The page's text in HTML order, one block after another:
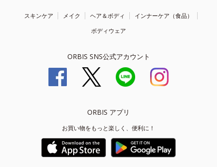
スキンケア メイク ヘア＆ボディ
インナーケア（食品）
ボディウェア
ORBIS SNS公式アカウント
ORBIS アプリ
お買い物をもっと楽しく、便利に！